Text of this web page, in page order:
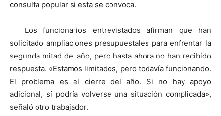
consulta popular si esta se convoca.
Los funcionarios entrevistados afirman que han
solicitado ampliaciones presupuestales para enfrentar la
segunda mitad del año, pero hasta ahora no han recibido
respuesta. «Estamos limitados, pero todavía funcionando.
El problema es el cierre del año. Si no hay apoyo
adicional, sí podría volverse una situación complicada»,
señaló otro trabajador.